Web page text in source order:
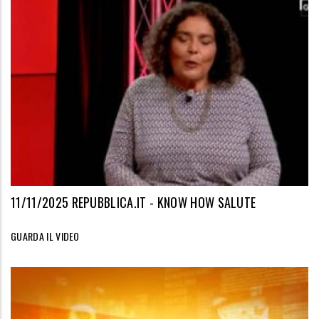
11/11/2025 REPUBBLICA.IT - KNOW HOW SALUTE
GUARDA IL VIDEO